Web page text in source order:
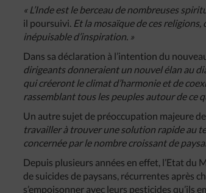
« L’Inde est le berceau de nombreuses
il poursuivi. Et la mosaïque de ces
inépuisable d’inspiration. »
Dans sa déclaration à l’intention du
dirigeants donneraient un nouvel élan au
qui créeront le climat d’harmonie et de
rassemblant tous les peuples autour de ce
Un autre sujet de préoccupation majeure de
travailler à trouver une solution rapide au
concernée par le nombre croissant de
Depuis plusieurs années en effet, l’Etat du
de suicides de paysans, récurrentes après
s’empoisonner avec leurs pesticides qu’ils